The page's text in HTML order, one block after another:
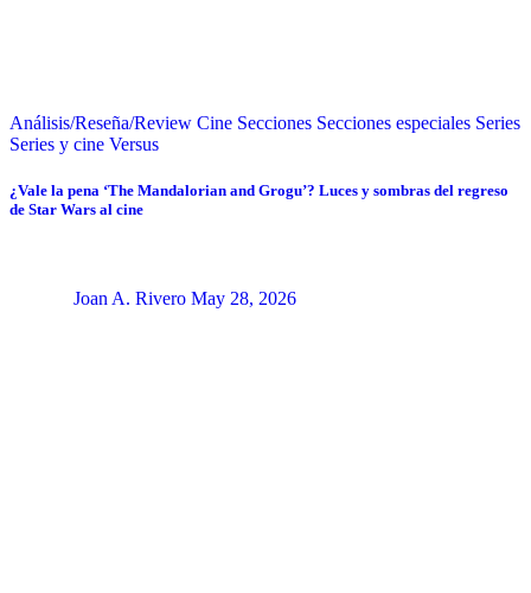
Análisis/Reseña/Review Cine Secciones Secciones especiales Series
Series y cine Versus
¿Vale la pena ‘The Mandalorian and Grogu’? Luces y sombras del regreso
de Star Wars al cine
Joan A. Rivero May 28, 2026